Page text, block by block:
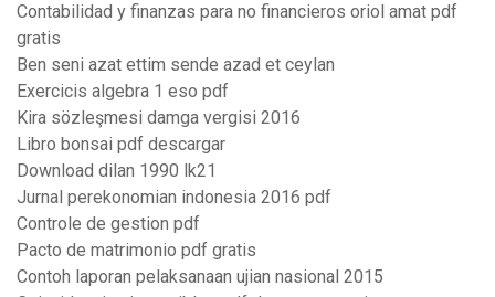
Contabilidad y finanzas para no financieros oriol amat pdf
gratis
Ben seni azat ettim sende azad et ceylan
Exercicis algebra 1 eso pdf
Kira sözleşmesi damga vergisi 2016
Libro bonsai pdf descargar
Download dilan 1990 lk21
Jurnal perekonomian indonesia 2016 pdf
Controle de gestion pdf
Pacto de matrimonio pdf gratis
Contoh laporan pelaksanaan ujian nasional 2015